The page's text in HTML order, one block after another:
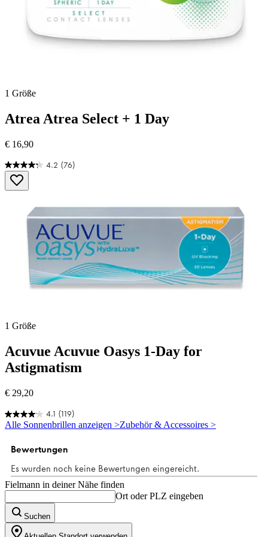
1 Größe
Atrea Atrea Select + 1 Day
€ 16,90
4.2 (76)
4.2
von
5
Bewertungen
1 Größe
Acuvue Acuvue Oasys 1-Day for
Astigmatism
€ 29,20
4.1 (119)
4.1
von
Sternen.
Bewertungen
Alle Sonnenbrillen anzeigen >Zubehör & Accessoires >
Fielmann in deiner Nähe finden
Ort oder PLZ eingeben
Suchen